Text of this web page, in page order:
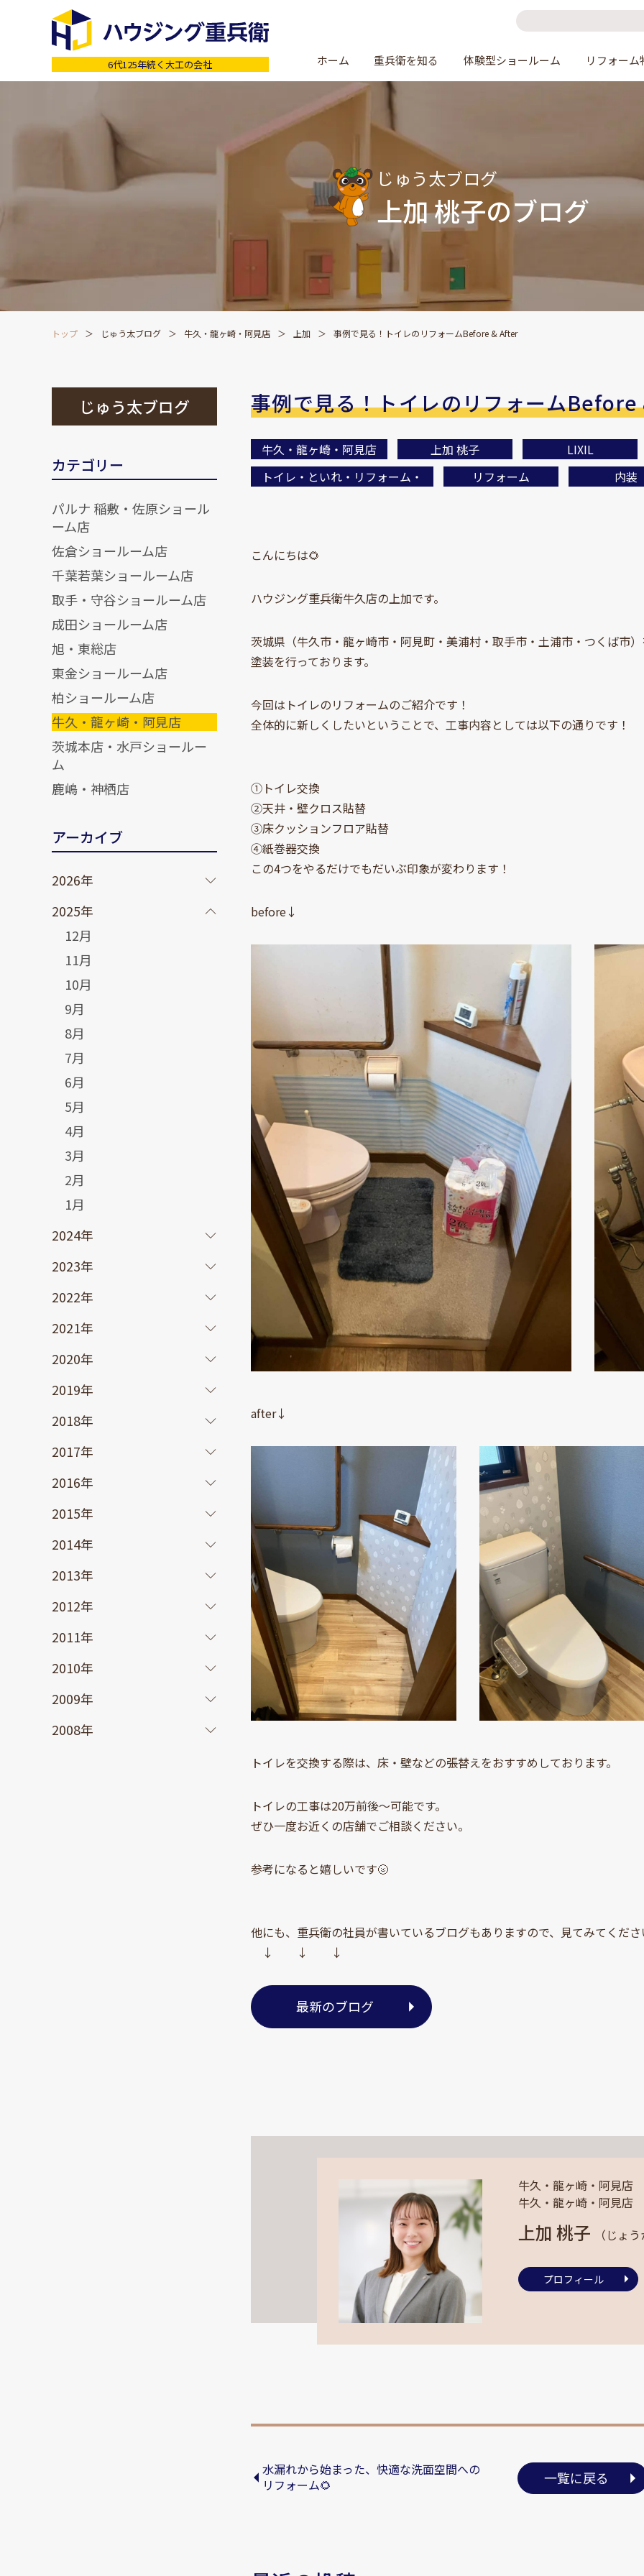
6代125年続く大工の会社 ホーム 重兵衛を知る 体験型ショールーム リフォーム
じゅう太ブログ
上加 桃子のブログ
トップ じゅう太ブログ 牛久・龍ヶ崎・阿見店 上加 事例で見る！トイレのリフォームBefore & After
事例で見る！トイレのリフォーム
牛久・龍ヶ崎・阿見店 上加 桃子
LIXIL
トイレ・といれ・リフォーム・
リフォーム 内装
こんにちは🌻
ハウジング重兵衛牛久店の上加です。
茨城県（牛久市・龍ヶ崎市・阿見町・美浦村・取手市・土浦市・つくば市
塗装を行っております。
今回はトイレのリフォームのご紹介です！
全体的に新しくしたいということで、工事内容としては以下の通りです！
①トイレ交換
②天井・壁クロス貼替
③床クッションフロア貼替
④紙巻器交換
この4つをやるだけでもだいぶ印象が変わります！
before↓
after↓
トイレを交換する際は、床・壁などの張替えをおすすめしております。
トイレの工事は20万前後～可能です。
ぜひ一度お近くの店舗でご相談ください。
参考になると嬉しいです🌝
他にも、重兵衛の社員が書いているブログもありますので、見てみてくだ
↓ ↓ ↓
最新のブログ
牛久・龍ヶ崎・阿見店
牛久・龍ヶ崎・阿見店
上加 桃子 （じょ
プロフィール
一覧に戻る
水漏れから始まった、快適な洗面空間への
リフォーム🌻
じゅう太ブログ
カテゴリー
パルナ 稲敷・佐原ショール
ーム店
佐倉ショールーム店
千葉若葉ショールーム店
取手・守谷ショールーム店
成田ショールーム店
旭・東総店
東金ショールーム店
柏ショールーム店
牛久・龍ヶ崎・阿見店
茨城本店・水戸ショールー
ム
鹿嶋・神栖店
アーカイブ
2026年
2025年
12月
11月
10月
9月
8月
7月
6月
5月
4月
3月
2月
1月
2024年
2023年
2022年
2021年
2020年
2019年
2018年
2017年
2016年
2015年
2014年
2013年
2012年
2011年
2010年
2009年
2008年